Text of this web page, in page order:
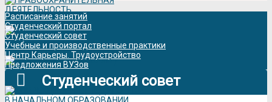
Расписание занятий
Студенческий портал
Студенческий совет
Учебные и производственные практики
Центр Карьеры. Трудоустройство
Предложения ВУЗов
Студенческий совет